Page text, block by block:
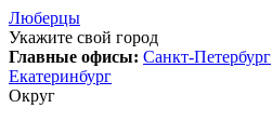
Люберцы
Укажите свой город
Главные офисы: Санкт-Петербург
Екатеринбург
Округ